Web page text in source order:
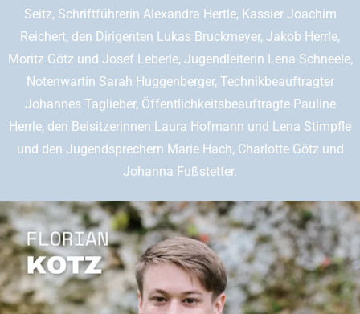
Seitz, Schriftführerin Alexandra Hertle, Kassier Joachim
Reichert, den Dirigenten Lukas Bruckmeyer, Jakob Herrle,
Moritz Götz und Josef Leberle, Jugendleiterin Lena Schneele,
Notenwartin Sarah Huggenberger, Technikbeauftragter
Johannes Taglieber, Öffentlichkeitsbeauftragte Pauline
Herrle, den Beisitzerinnen Laura Hofmann und Lena Stimpfle
und den Jugendsprechern Marie Hach, Charlotte Götz und
Johanna Fußstetter.